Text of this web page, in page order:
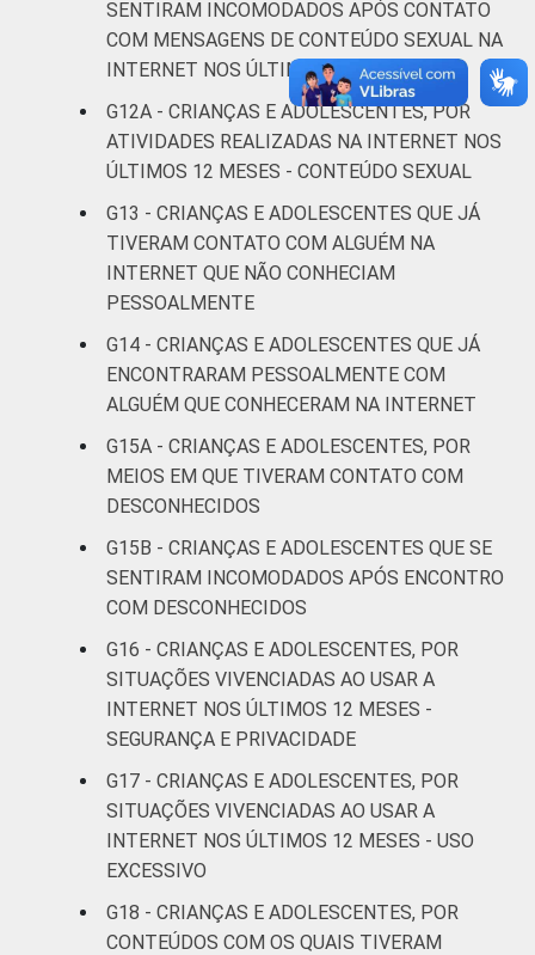
renda
16
Não sabe 7
Não
respondeu
6
CLASSE
SOCIAL
AB 11
C
DE 13
Fonte: CGI.br/NIC.br, Centro Regional de
Estudos para o Desenvolvimento da
Sociedade da Informação (Cetic.br),
Pesquisa sobre o Uso da Internet por
Crianças e Adolescentes no Brasil – TIC Kids
Online Brasil 2017. ¹Dados coletados por
meio de questionários de
autopreenchimento.
SENTIRAM INCOMODADOS APÓS CONTATO
COM MENSAGENS DE CONTEÚDO SEXUAL NA
INTERNET NOS ÚLTIMOS 12 MESES
G12A - CRIANÇAS E ADOLESCENTES, POR
ATIVIDADES REALIZADAS NA INTERNET NOS
ÚLTIMOS 12 MESES - CONTEÚDO SEXUAL
G13 - CRIANÇAS E ADOLESCENTES QUE JÁ
TIVERAM CONTATO COM ALGUÉM NA
INTERNET QUE NÃO CONHECIAM
PESSOALMENTE
G14 - CRIANÇAS E ADOLESCENTES QUE JÁ
ENCONTRARAM PESSOALMENTE COM
ALGUÉM QUE CONHECERAM NA INTERNET
G15A - CRIANÇAS E ADOLESCENTES, POR
MEIOS EM QUE TIVERAM CONTATO COM
DESCONHECIDOS
G15B - CRIANÇAS E ADOLESCENTES QUE SE
SENTIRAM INCOMODADOS APÓS ENCONTRO
COM DESCONHECIDOS
G16 - CRIANÇAS E ADOLESCENTES, POR
SITUAÇÕES VIVENCIADAS AO USAR A
INTERNET NOS ÚLTIMOS 12 MESES -
SEGURANÇA E PRIVACIDADE
G17 - CRIANÇAS E ADOLESCENTES, POR
SITUAÇÕES VIVENCIADAS AO USAR A
INTERNET NOS ÚLTIMOS 12 MESES - USO
EXCESSIVO
G18 - CRIANÇAS E ADOLESCENTES, POR
CONTEÚDOS COM OS QUAIS TIVERAM